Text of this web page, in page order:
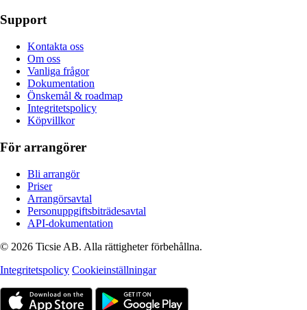
Support
Kontakta oss
Om oss
Vanliga frågor
Dokumentation
Önskemål & roadmap
Integritetspolicy
Köpvillkor
För arrangörer
Bli arrangör
Priser
Arrangörsavtal
Personuppgiftsbiträdesavtal
API-dokumentation
© 2026 Ticsie AB. Alla rättigheter förbehållna.
Integritetspolicy Cookieinställningar